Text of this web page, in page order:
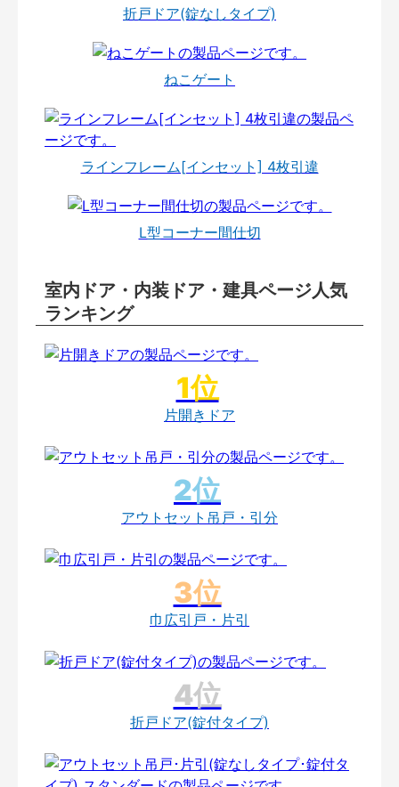
折戸ドア(錠なしタイプ)
ねこゲート
ラインフレーム[インセット] 4枚引違
L型コーナー間仕切
室内ドア・内装ドア・建具ページ人気
ランキング
片開きドア
アウトセット吊戸・引分
巾広引戸・片引
折戸ドア(錠付タイプ)